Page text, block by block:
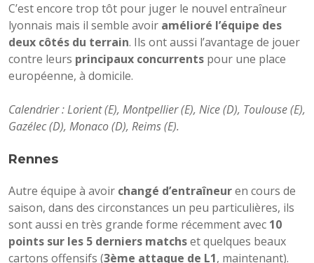
C’est encore trop tôt pour juger le nouvel entraîneur
lyonnais mais il semble avoir amélioré l’équipe des
deux côtés du terrain. Ils ont aussi l’avantage de jouer
contre leurs principaux concurrents pour une place
européenne, à domicile.
Calendrier : Lorient (E), Montpellier (E), Nice (D), Toulouse (E),
Gazélec (D), Monaco (D), Reims (E).
Rennes
Autre équipe à avoir changé d’entraîneuren cours de
saison, dans des circonstances un peu particulières, ils
sont aussi en très grande forme récemment avec 10
points sur les 5 derniers matchset quelques beaux
cartons offensifs (3ème attaque de L1, maintenant).